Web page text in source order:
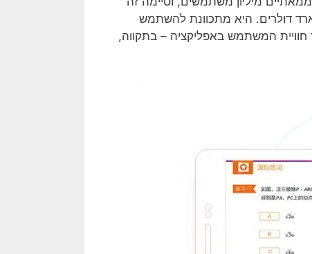
דולרים. היא מתכוונת להשתמש
חוויית המשתמש באפליקציה – בתקווה,